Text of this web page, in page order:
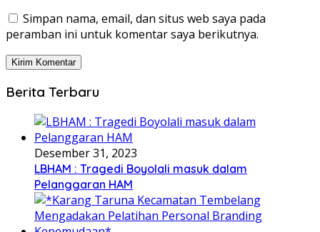
Simpan nama, email, dan situs web saya pada
peramban ini untuk komentar saya berikutnya.
Berita Terbaru
Desember 31, 2023
LBHAM : Tragedi Boyolali masuk dalam
Pelanggaran HAM